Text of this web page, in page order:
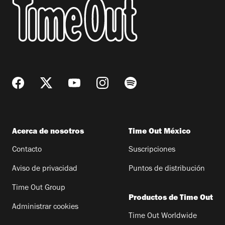
Acerca de nosotros
Contacto
Aviso de privacidad
Time Out Group
Administrar cookies
Time Out México
Suscripciones
Puntos de distribución
Productos de Time Out
Time Out Worldwide